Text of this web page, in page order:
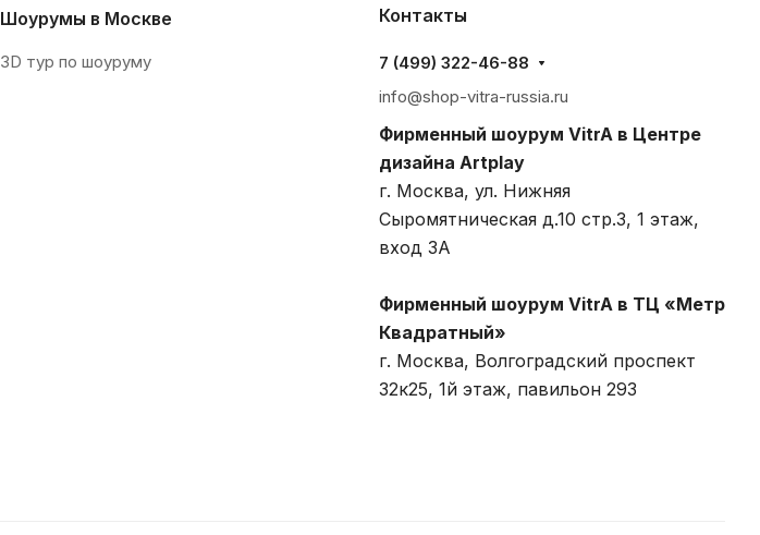
Шоурумы в Москве
3D тур по шоуруму
Контакты
7 (499) 322-46-88
info@shop-vitra-russia.ru
Фирменный шоурум VitrA в Центре
дизайна Artplay
г. Москва, ул. Нижняя
Сыромятническая д.10 стр.3, 1 этаж,
вход 3A
Фирменный шоурум VitrA в ТЦ «Метр
Квадратный»
г. Москва, Волгоградский проспект
32к25, 1й этаж, павильон 293